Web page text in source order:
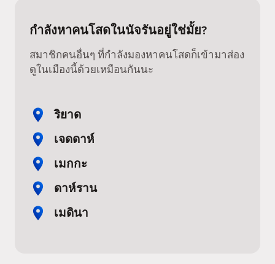
กำลังหาคนโสดในนัจรันอยู่ใช่มั้ย?
สมาชิกคนอื่นๆ ที่กำลังมองหาคนโสดก็เข้ามาส่อง
ดูในเมืองนี้ด้วยเหมือนกันนะ
ริยาด
เจดดาห์
เมกกะ
ดาห์ราน
เมดินา